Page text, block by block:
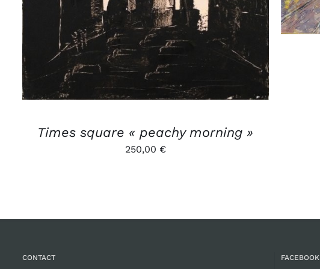
Times square « peachy morning »
250,00 €
CONTACT FACEBOOK